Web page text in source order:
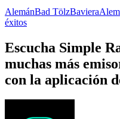
AlemánBad TölzBaviera
éxitos
Escucha Simple
muchas más
con la aplicación